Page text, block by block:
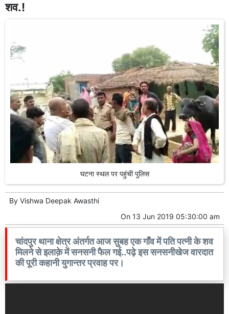
शव.!
घटना स्थल पर पहुंची पुलिस
By Vishwa Deepak Awasthi
On 13 Jun 2019 05:30:00 am
चांदपुर थाना क्षेत्र अंतर्गत आज सुबह एक गाँव में पति पत्नी के शव
मिलने से इलाक़े में सनसनी फैल गई..पढ़े इस सनसनीखेज वारदात
की पूरी कहानी युगान्तर प्रवाह पर।